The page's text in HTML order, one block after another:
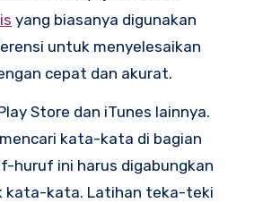
yang biasanya digunakan
untuk menyelesaikan
cepat dan akurat.
Store dan iTunes lainnya.
kata-kata di bagian
huruf ini harus digabungkan
kata-kata. Latihan teka-teki